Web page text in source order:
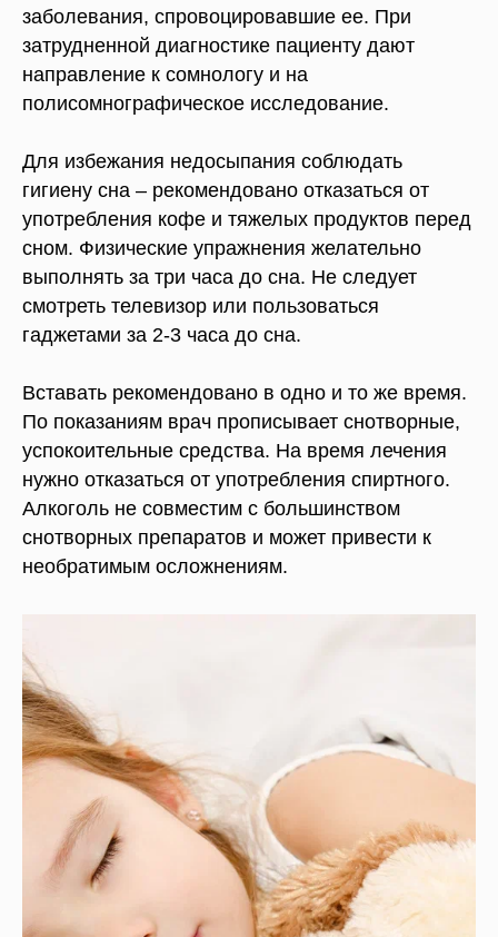
заболевания, спровоцировавшие ее. При
затрудненной диагностике пациенту дают
направление к сомнологу и на
полисомнографическое исследование.
Для избежания недосыпания соблюдать
гигиену сна – рекомендовано отказаться от
употребления кофе и тяжелых продуктов перед
сном. Физические упражнения желательно
выполнять за три часа до сна. Не следует
смотреть телевизор или пользоваться
гаджетами за 2-3 часа до сна.
Вставать рекомендовано в одно и то же время.
По показаниям врач прописывает снотворные,
успокоительные средства. На время лечения
нужно отказаться от употребления спиртного.
Алкоголь не совместим с большинством
снотворных препаратов и может привести к
необратимым осложнениям.